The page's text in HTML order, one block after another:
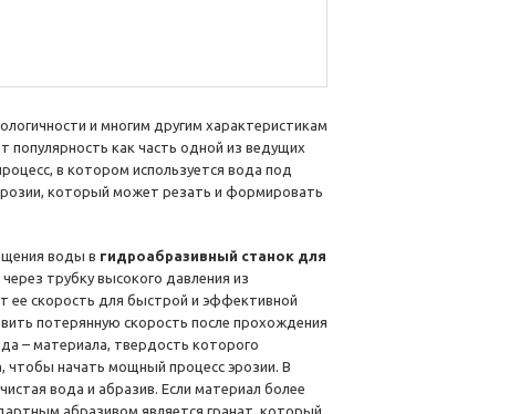
и многим другим характеристикам
популярность как часть одной из ведущих
в котором используется вода под
который может резать и формировать
воды в гидроабразивный станок для
трубку высокого давления из
ее скорость для быстрой и эффективной
потерянную скорость после прохождения
– материала, твердость которого
чтобы начать мощный процесс эрозии. В
вода и абразив. Если материал более
абразивом является гранат, который